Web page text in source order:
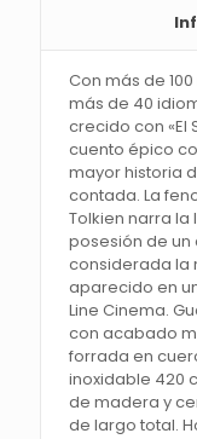
Con más de
más de 40
crecido con «El
cuento épico
mayor historia
contada. La
Tolkien narra la
posesión de un
considerada la
aparecido en
Line Cinema.
con acabado
forrada en
inoxidable 420
de madera y
de largo total.